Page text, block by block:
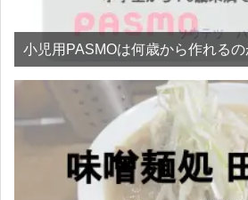
小児用PASMOは何歳から作れるの